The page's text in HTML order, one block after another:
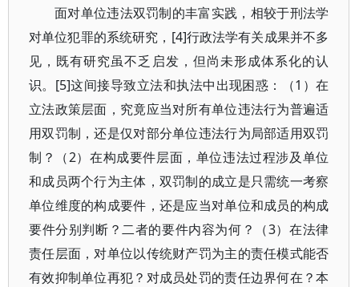
面对单位违法双罚制的丰富实践，相较于刑法学
对单位犯罪的系统研究，[4]行政法学有关成果并不多
见，既有研究虽不乏启发，但尚未形成体系化的认
识。[5]这间接导致立法和执法中出现困惑：（1）在
立法政策层面，究竟应当对所有单位违法行为普遍适
用双罚制，还是仅对部分单位违法行为局部适用双罚
制？（2）在构成要件层面，单位违法过程涉及单位
和成员两个行为主体，双罚制的成立是只需统一考察
单位维度的构成要件，还是应当对单位和成员的构成
要件分别判断？二者的要件内容为何？（3）在法律
责任层面，对单位以传统财产罚为主的责任模式能否
有效抑制单位再犯？对成员处罚的责任边界何在？本